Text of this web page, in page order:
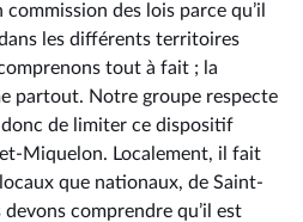
commission des lois parce qu’il
les différents territoires
tout à fait ; la
partout. Notre groupe respecte
de limiter ce dispositif
Miquelon. Localement, il fait
que nationaux, de Saint-
comprendre qu’il est